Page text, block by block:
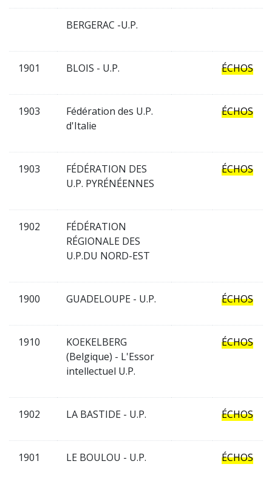
BERGERAC -U.P.
1901 BLOIS - U.P. ÉCHOS
1903
Fédération des U.P.
d'Italie
ÉCHOS
1903
FÉDÉRATION DES
U.P. PYRÉNÉENNES
ÉCHOS
1902
FÉDÉRATION
RÉGIONALE DES
U.P.DU NORD-EST
1900 GUADELOUPE - U.P. ÉCHOS
1910
KOEKELBERG
(Belgique) - L'Essor
intellectuel U.P.
ÉCHOS
1902 LA BASTIDE - U.P. ÉCHOS
1901 LE BOULOU - U.P. ÉCHOS